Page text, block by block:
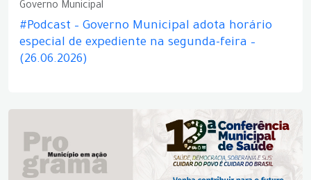
Governo Municipal
#Podcast – Governo Municipal adota horário
especial de expediente na segunda-feira –
(26.06.2026)